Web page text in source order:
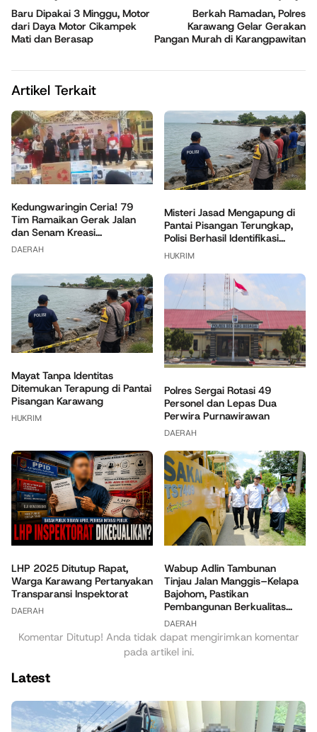
Baru Dipakai 3 Minggu, Motor
dari Daya Motor Cikampek
Mati dan Berasap
Berkah Ramadan, Polres
Karawang Gelar Gerakan
Pangan Murah di Karangpawitan
Artikel Terkait
Kedungwaringin Ceria! 79
Tim Ramaikan Gerak Jalan
dan Senam Kreasi...
DAERAH
Misteri Jasad Mengapung di
Pantai Pisangan Terungkap,
Polisi Berhasil Identifikasi...
HUKRIM
Mayat Tanpa Identitas
Ditemukan Terapung di Pantai
Pisangan Karawang
HUKRIM
Polres Sergai Rotasi 49
Personel dan Lepas Dua
Perwira Purnawirawan
DAERAH
LHP 2025 Ditutup Rapat,
Warga Karawang Pertanyakan
Transparansi Inspektorat
DAERAH
Wabup Adlin Tambunan
Tinjau Jalan Manggis–Kelapa
Bajohom, Pastikan
Pembangunan Berkualitas...
DAERAH
Komentar Ditutup! Anda tidak dapat mengirimkan komentar
pada artikel ini.
Latest